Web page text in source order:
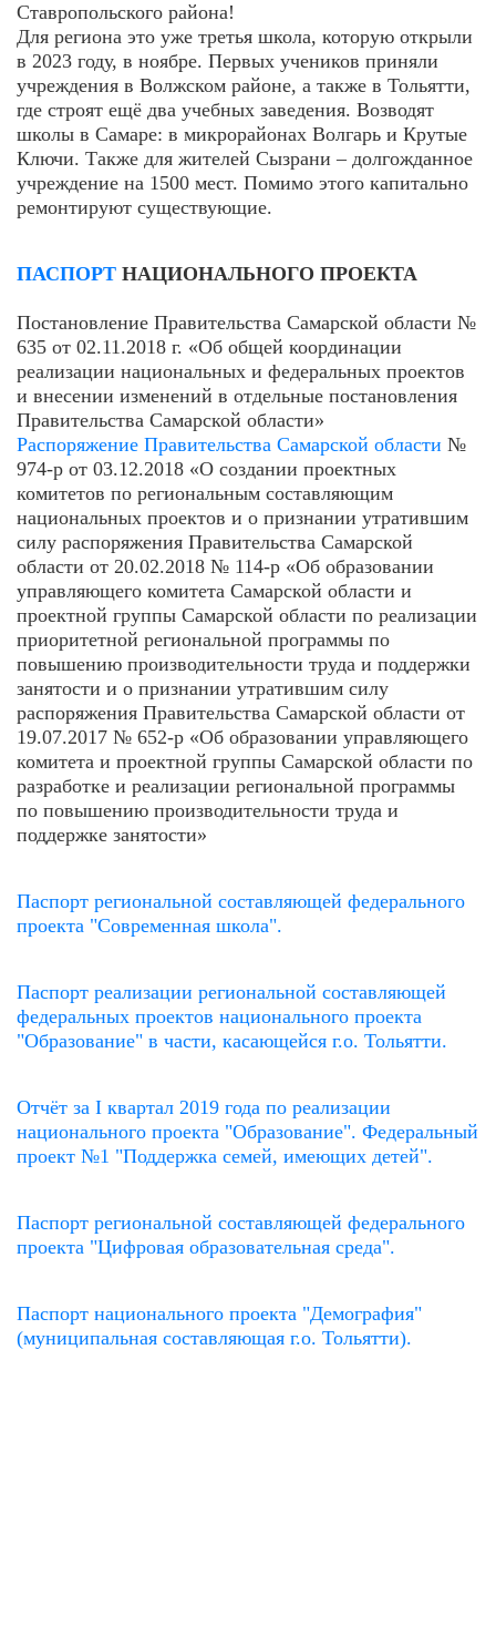
Ставропольского района!
Для региона это уже третья школа, которую открыли
в 2023 году, в ноябре. Первых учеников приняли
учреждения в Волжском районе, а также в Тольятти,
где строят ещё два учебных заведения. Возводят
школы в Самаре: в микрорайонах Волгарь и Крутые
Ключи. Также для жителей Сызрани – долгожданное
учреждение на 1500 мест. Помимо этого капитально
ремонтируют существующие.
ПАСПОРТ НАЦИОНАЛЬНОГО ПРОЕКТА
Постановление Правительства Самарской области №
635 от 02.11.2018 г. «Об общей координации
реализации национальных и федеральных проектов
и внесении изменений в отдельные постановления
Правительства Самарской области»
Распоряжение Правительства Самарской области №
974-р от 03.12.2018 «О создании проектных
комитетов по региональным составляющим
национальных проектов и о признании утратившим
силу распоряжения Правительства Самарской
области от 20.02.2018 № 114-р «Об образовании
управляющего комитета Самарской области и
проектной группы Самарской области по реализации
приоритетной региональной программы по
повышению производительности труда и поддержки
занятости и о признании утратившим силу
распоряжения Правительства Самарской области от
19.07.2017 № 652-р «Об образовании управляющего
комитета и проектной группы Самарской области по
разработке и реализации региональной программы
по повышению производительности труда и
поддержке занятости»
Паспорт региональной составляющей федерального
проекта "Современная школа".
Паспорт реализации региональной составляющей
федеральных проектов национального проекта
"Образование" в части, касающейся г.о. Тольятти.
Отчёт за I квартал 2019 года по реализации
национального проекта "Образование". Федеральный
проект №1 "Поддержка семей, имеющих детей".
Паспорт региональной составляющей федерального
проекта "Цифровая образовательная среда".
Паспорт национального проекта "Демография"
(муниципальная составляющая г.о. Тольятти).